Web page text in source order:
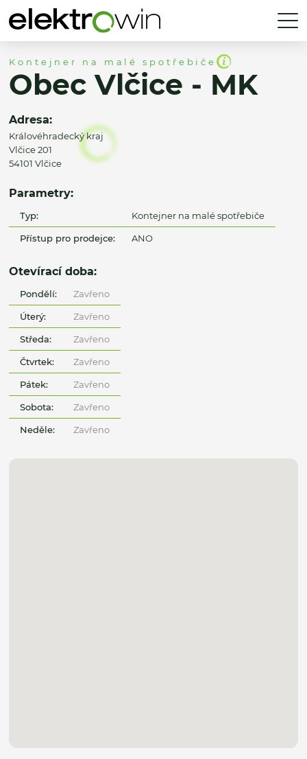
Kontejner na malé spotřebiče
Obec Vlčice - MK
Adresa:
Královéhradecký kraj
Vlčice 201
54101 Vlčice
Parametry:
Typ: Kontejner na malé spotřebiče
Přístup pro prodejce: ANO
Otevírací doba:
Pondělí: Zavřeno
Úterý: Zavřeno
Středa: Zavřeno
Čtvrtek: Zavřeno
Pátek: Zavřeno
Sobota: Zavřeno
Neděle: Zavřeno